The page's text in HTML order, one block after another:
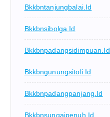
Bkkbntanjungbalai.id
Bkkbnsibolga.id
Bkkbnpadangsidimpuan.id
Bkkbngunungsitoli.id
Bkkbnpadangpanjang.id
Bkkbnsungaipenuh.id